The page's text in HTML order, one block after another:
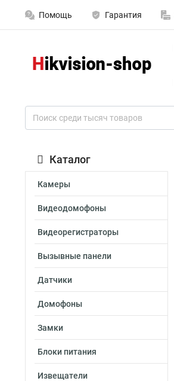
Помощь Гарантия
Каталог
Камеры
Видеодомофоны
Видеорегистраторы
Вызывные панели
Датчики
Домофоны
Замки
Блоки питания
Извещатели